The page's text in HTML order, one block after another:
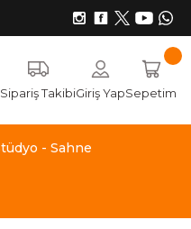
Sipariş TakibiGiriş YapSepetim
- Sahne